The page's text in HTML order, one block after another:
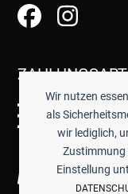
Wir nutzen
als
wir lediglich,
Zustimmung
Einstellung